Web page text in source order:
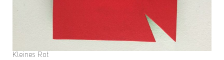
Kleines Rot